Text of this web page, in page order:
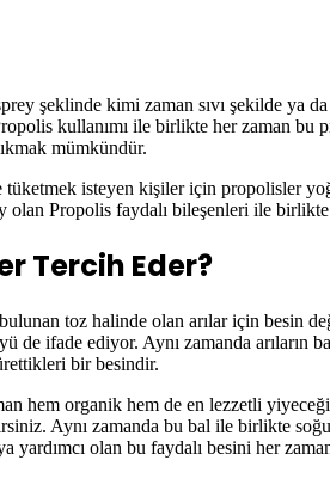
şeklinde kimi zaman sıvı şekilde ya
kullanımı ile birlikte her zaman bu
mümkündür.
isteyen kişiler için propolisler
olan Propolis faydalı bileşenleri ile
Tercih Eder?
toz halinde olan arılar için besin
ifade ediyor. Aynı zamanda arıların
bir besindir.
hem organik hem de en lezzetli
Aynı zamanda bu bal ile birlikte
yardımcı olan bu faydalı besini her